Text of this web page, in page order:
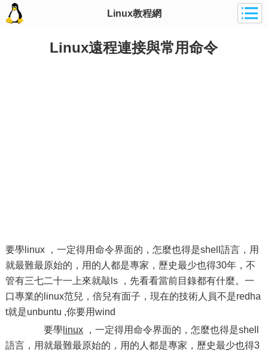
Linux教程網
Linux遠程連接與常用命令
要學linux ，一定得用命令界面的，怎麼也得是shell語言，用
就最難最原始的，用的人都是專家，歷史最少也得30年，不
管有三七二十一上來就敲ls ，先看看當前目錄都有什麼。一
口專業的linux范兒，倍兒有面子，現在的技術人員不是redha
t就是unbuntu ,你要用wind
要學 linux，一定得用命令界面的，怎麼也得是shell
語言，用就最難最原始的，用的人都是專家，歷史最少也得3